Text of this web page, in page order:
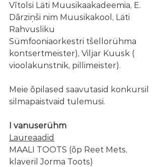
Vītolsi Läti Muusikaakadeemia, E.
Dārziņši nim Muusikakool, Läti
Rahvusliku
Sümfooniaorkestri tšellorühma
kontsertmeister), ​Viljar Kuusk (​
vioolakunstnik, pillimeister).
Meie õpilased saavutasid konkursil
silmapaistvaid tulemusi.​​​
I vanuserühm
Laureaadid
MAALI TOOTS (õp Reet Mets,
klaveril Jorma Toots​)